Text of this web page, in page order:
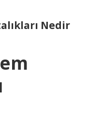
Nedir